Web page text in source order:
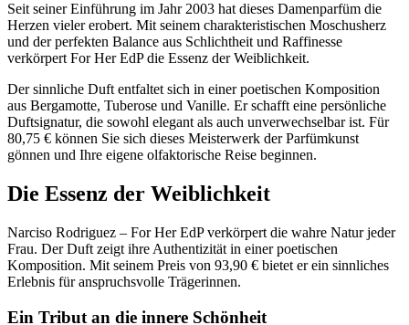
Seit seiner Einführung im Jahr 2003 hat dieses Damenparfüm die
Herzen vieler erobert. Mit seinem charakteristischen Moschusherz
und der perfekten Balance aus Schlichtheit und Raffinesse
verkörpert For Her EdP die Essenz der Weiblichkeit.
Der sinnliche Duft entfaltet sich in einer poetischen Komposition
aus Bergamotte, Tuberose und Vanille. Er schafft eine persönliche
Duftsignatur, die sowohl elegant als auch unverwechselbar ist. Für
80,75 € können Sie sich dieses Meisterwerk der Parfümkunst
gönnen und Ihre eigene olfaktorische Reise beginnen.
Die Essenz der Weiblichkeit
Narciso Rodriguez – For Her EdP verkörpert die wahre Natur jeder
Frau. Der Duft zeigt ihre Authentizität in einer poetischen
Komposition. Mit seinem Preis von 93,90 € bietet er ein sinnliches
Erlebnis für anspruchsvolle Trägerinnen.
Ein Tribut an die innere Schönheit